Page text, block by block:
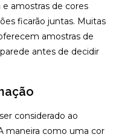
amostras de cores
ficarão juntas. Muitas
amostras de
antes de decidir
considerado ao
maneira como uma cor